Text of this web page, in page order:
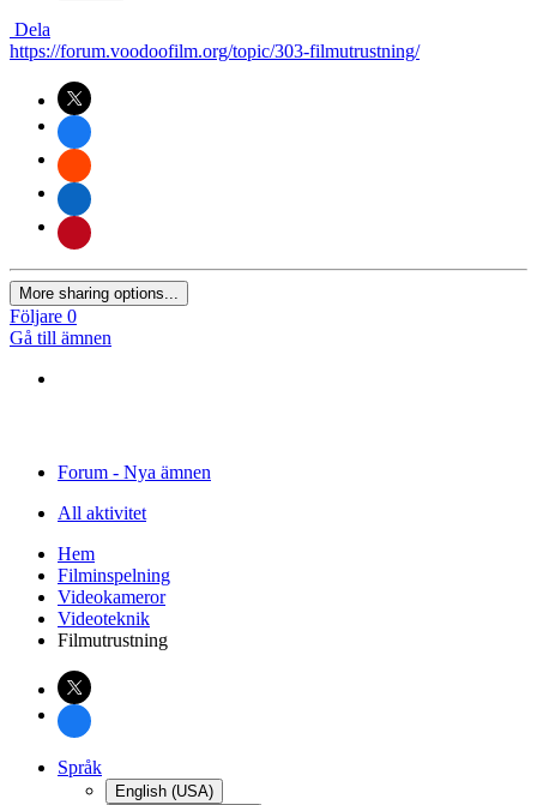
Dela
https://forum.voodoofilm.org/topic/303-filmutrustning/
More sharing options...
Följare 0
Gå till ämnen
Forum - Nya ämnen
All aktivitet
Hem
Filminspelning
Videokameror
Videoteknik
Filmutrustning
Språk
English (USA)